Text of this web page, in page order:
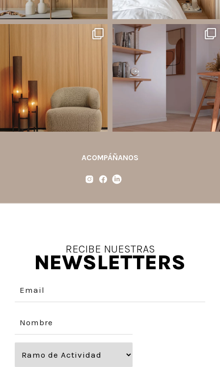
paredes decorativas, respaldos de
2 0
santaluzia.es
¿Zócalo blanco, negro, gris, fendi o
beige? La elección puede cambiar por
completo la percepción de un
ambiente y aportar aún más valor a tu
proyecto.
ACOMPÁÑANOS
RECIBE NUESTRAS
NEWSLETTERS